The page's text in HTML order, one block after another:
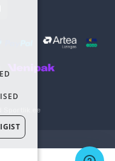
Sportlik.ee